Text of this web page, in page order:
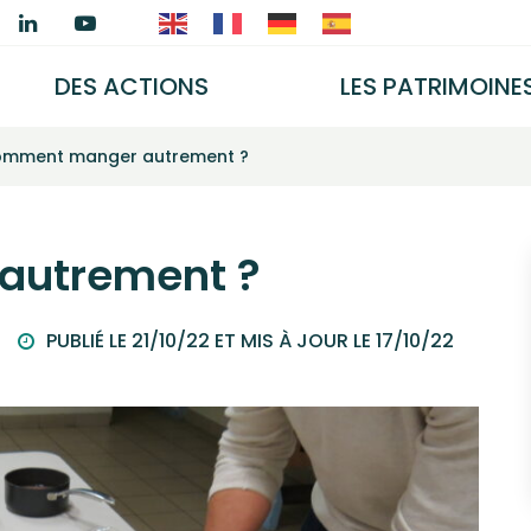
Lien
le
la
DES ACTIONS LES
manger autrement ?
?
PUBLIÉ LE 21/10/22 ET MIS À JOUR LE 17/10/22